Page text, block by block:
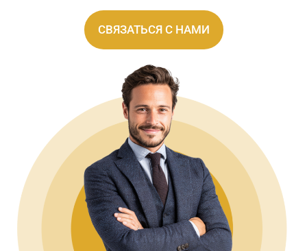
СВЯЗАТЬСЯ С НАМИ